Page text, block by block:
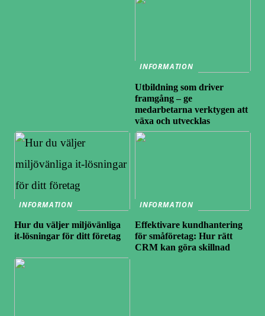
INFORMATION
Utbildning som driver
framgång – ge
medarbetarna verktygen att
växa och utvecklas
INFORMATION
Hur du väljer miljövänliga
it-lösningar för ditt företag
INFORMATION
Effektivare kundhantering
för småföretag: Hur rätt
CRM kan göra skillnad